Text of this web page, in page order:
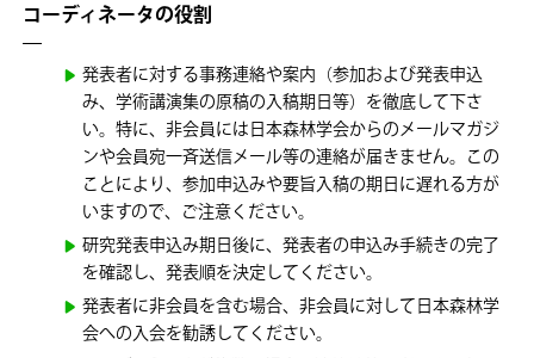
コーディネータの役割
発表者に対する事務連絡や案内（参加および発表申込
み、学術講演集の原稿の入稿期日等）を徹底して下さ
い。特に、非会員には日本森林学会からのメールマガジ
ンや会員宛一斉送信メール等の連絡が届きません。この
ことにより、参加申込みや要旨入稿の期日に遅れる方が
いますので、ご注意ください。
研究発表申込み期日後に、発表者の申込み手続きの完了
を確認し、発表順を決定してください。
発表者に非会員を含む場合、非会員に対して日本森林学
会への入会を勧誘してください。